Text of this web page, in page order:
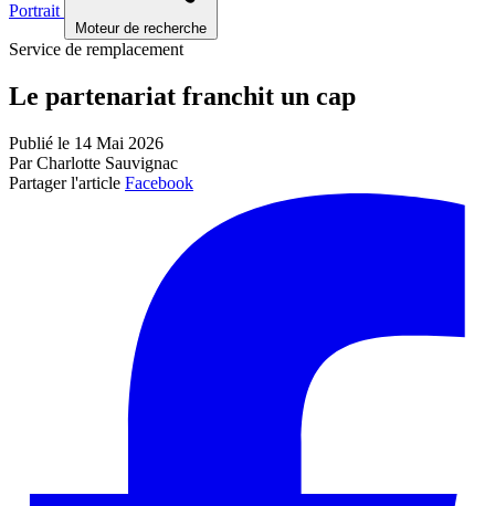
Portrait
Moteur de recherche
Service de remplacement
Le partenariat franchit un cap
Publié le 14 Mai 2026
Par Charlotte Sauvignac
Partager l'article Facebook